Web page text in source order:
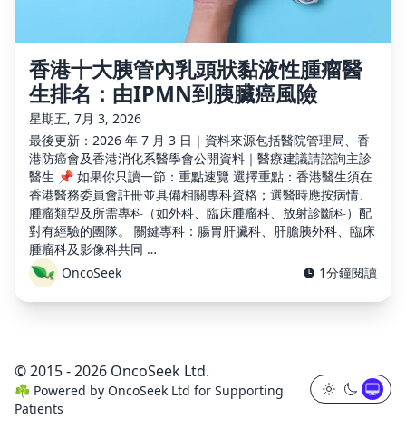
香港十大胰管內乳頭狀黏液性腫瘤醫
生排名：由IPMN到胰臟癌風險
星期五, 7月 3, 2026
最後更新：2026 年 7 月 3 日｜資料來源包括醫院管理局、香
港防癌會及香港消化系醫學會公開資料｜醫療建議請諮詢主診
醫生 📌 如果你只讀一節：重點速覽 選擇重點：香港醫生須在
香港醫務委員會註冊並具備相關專科資格；選醫時應按病情、
腫瘤類型及所需專科（如外科、臨床腫瘤科、放射診斷科）配
對有經驗的團隊。 關鍵專科：腸胃肝臟科、肝膽胰外科、臨床
腫瘤科及影像科共同 …
OncoSeek
1分鐘閱讀
© 2015 - 2026 OncoSeek Ltd.
☘️ Powered by OncoSeek Ltd for Supporting
Patients